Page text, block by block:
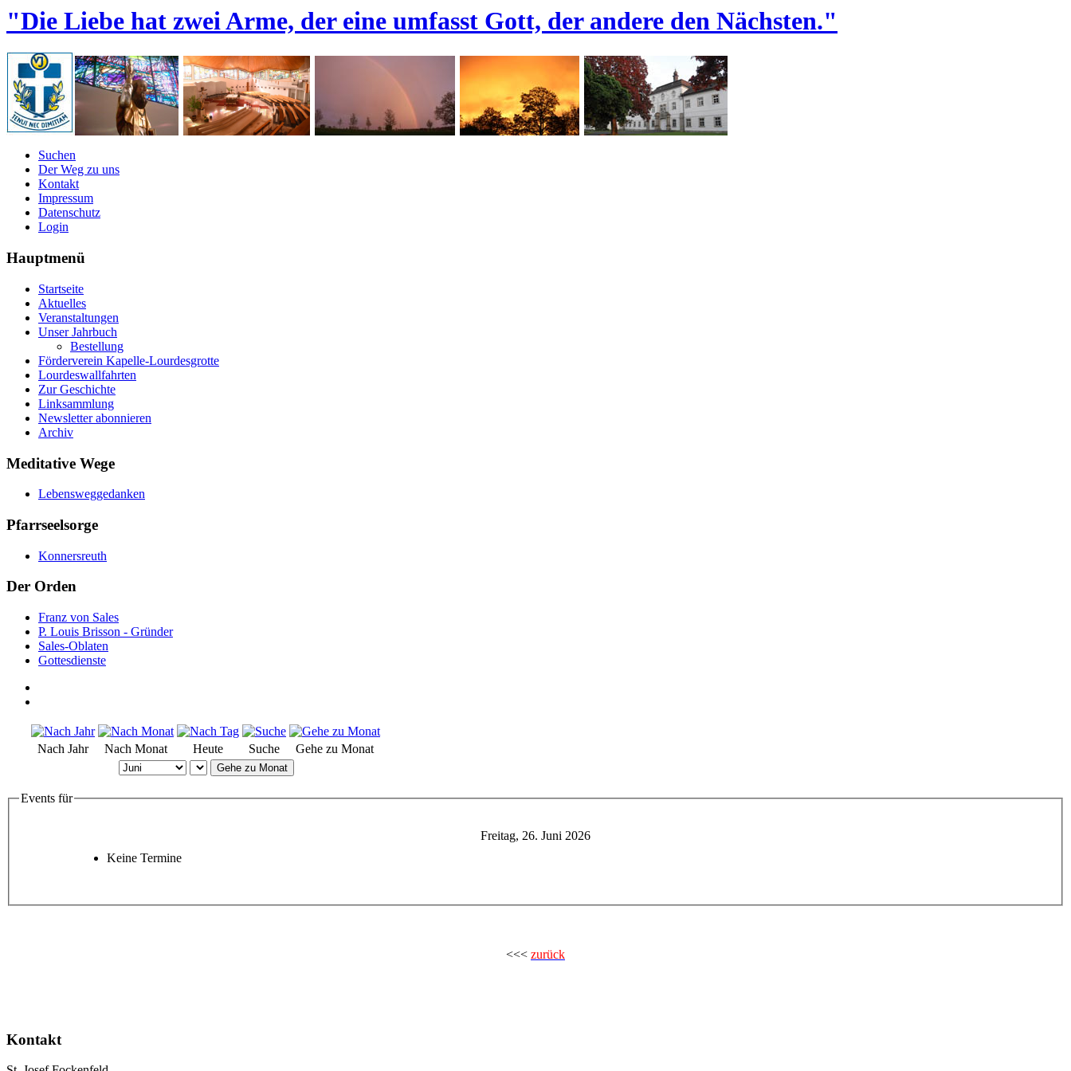
"Die Liebe hat zwei Arme, der eine umfasst Gott, der andere den Nächsten."
Suchen
Der Weg zu uns
Kontakt
Impressum
Datenschutz
Login
Hauptmenü
Startseite
Aktuelles
Veranstaltungen
Unser Jahrbuch
Bestellung
Förderverein Kapelle-Lourdesgrotte
Lourdeswallfahrten
Zur Geschichte
Linksammlung
Newsletter abonnieren
Archiv
Meditative Wege
Lebensweggedanken
Pfarrseelsorge
Konnersreuth
Der Orden
Franz von Sales
P. Louis Brisson - Gründer
Sales-Oblaten
Gottesdienste
Nach Jahr Nach Monat Heute Suche Gehe zu Monat
Gehe zu Monat
Events für
Freitag, 26. Juni 2026
Keine Termine
<<< zurück
Kontakt